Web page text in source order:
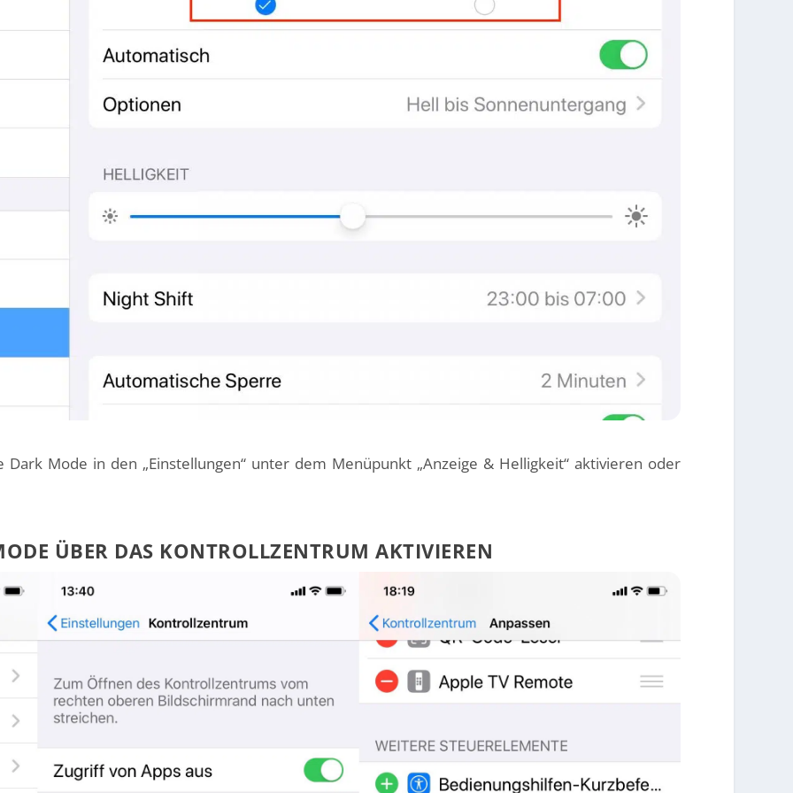
Mode in den „Einstellungen“ unter dem Menüpunkt „Anzeige & Helligkeit“ aktivieren oder
ÜBER DAS KONTROLLZENTRUM AKTIVIEREN